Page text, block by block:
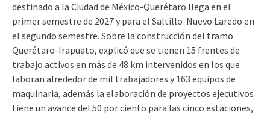
destinado a la Ciudad de México-Querétaro llega en el
primer semestre de 2027 y para el Saltillo-Nuevo Laredo en
el segundo semestre. Sobre la construcción del tramo
Querétaro-Irapuato, explicó que se tienen 15 frentes de
trabajo activos en más de 48 km intervenidos en los que
laboran alrededor de mil trabajadores y 163 equipos de
maquinaria, además la elaboración de proyectos ejecutivos
tiene un avance del 50 por ciento para las cinco estaciones,